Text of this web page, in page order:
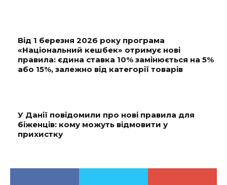
Від 1 березня 2026 року програма
«Національний кешбек» отримує нові
правила: єдина ставка 10% замінюється на 5%
або 15%, залежно від категорії товарів
У Данії повідомили про нові правила для
біженців: кому можуть відмовити у
прихистку